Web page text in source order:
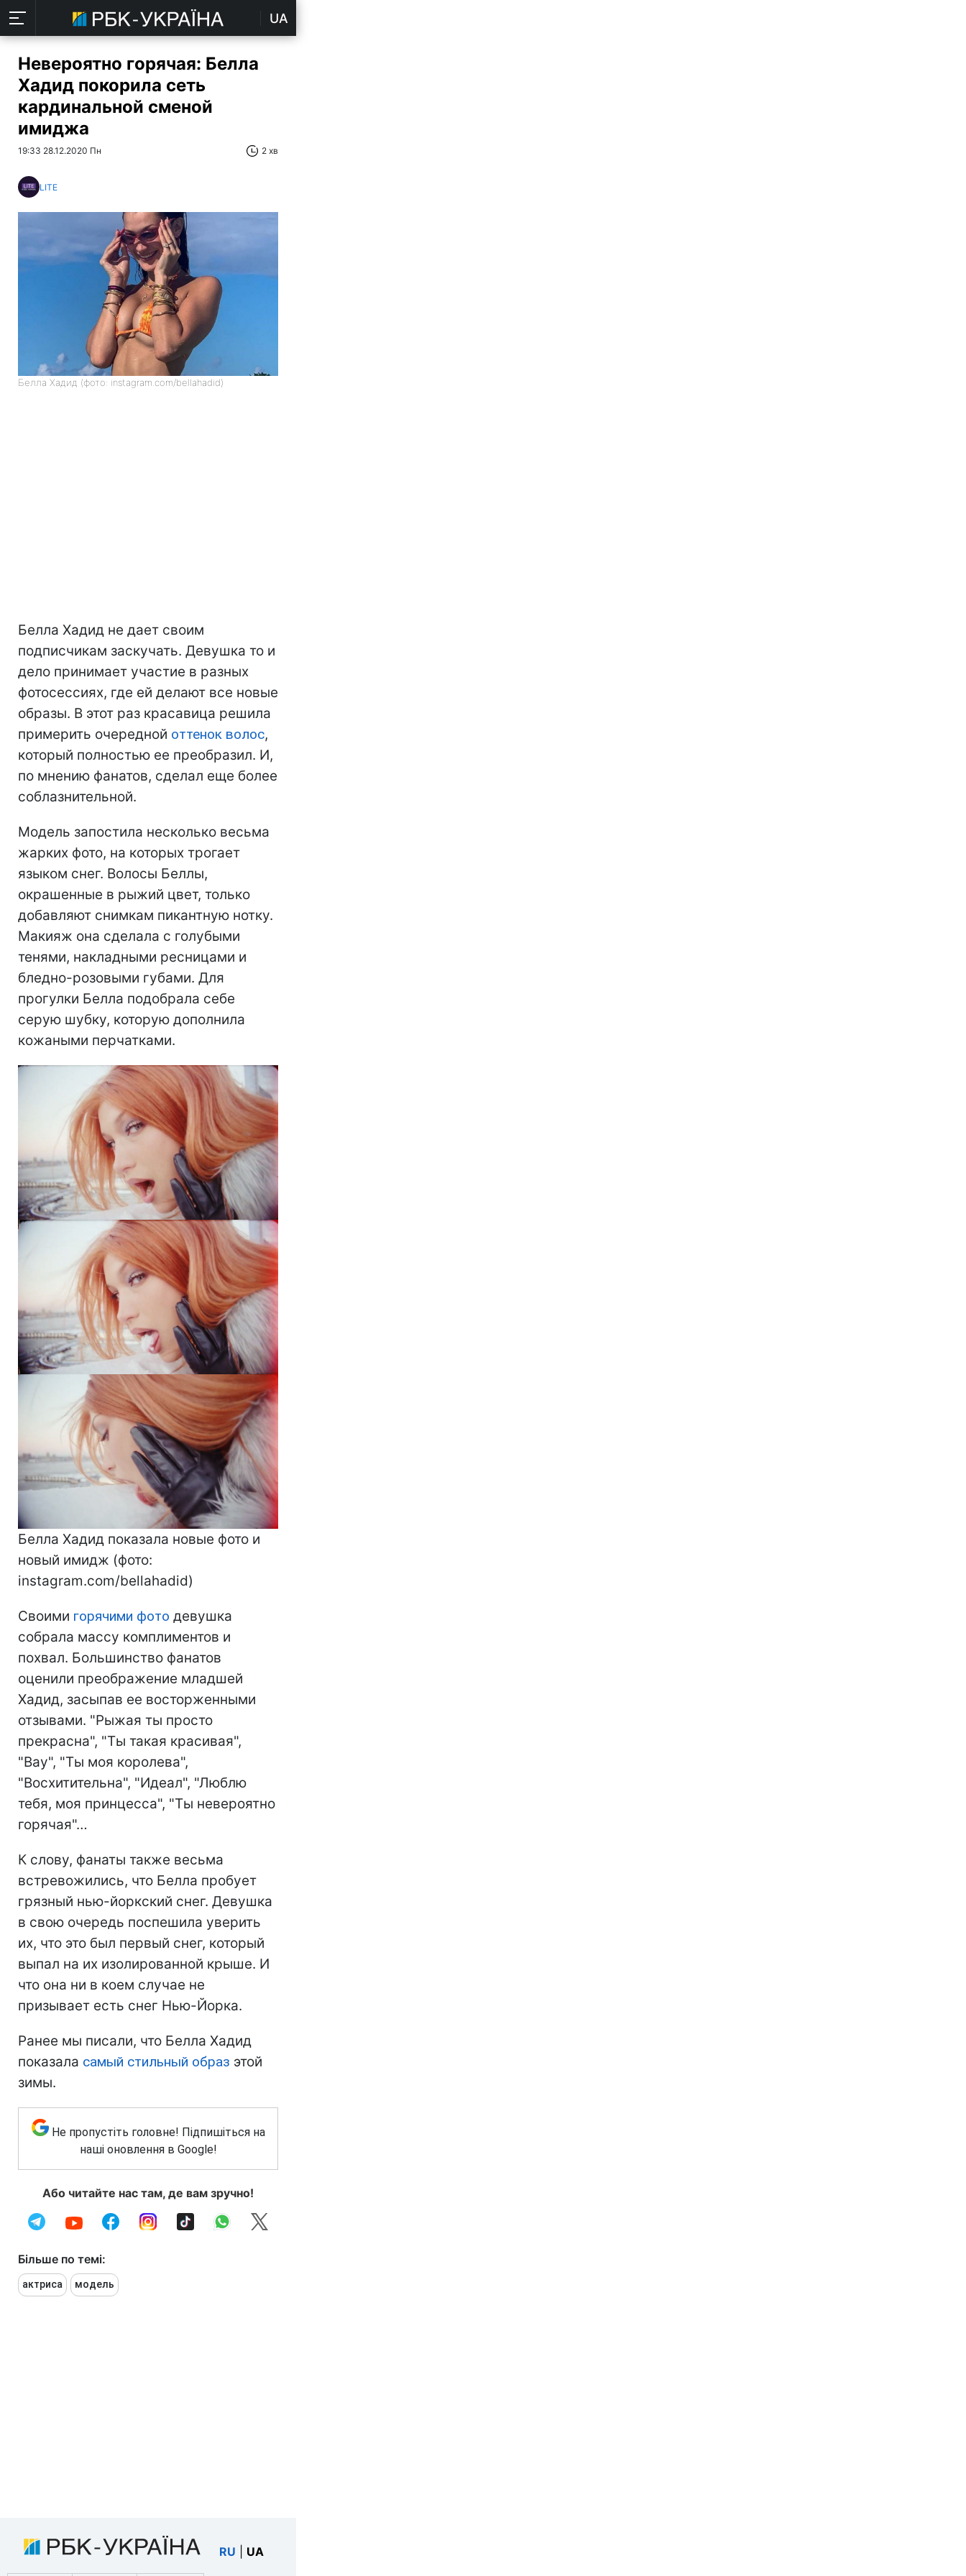
UA
Невероятно горячая: Белла
Хадид покорила сеть
кардинальной сменой
имиджа
19:33 28.12.2020 Пн 2 хв
LITE
Белла Хадид (фото: instagram.com/bellahadid)
Белла Хадид не дает своим
подписчикам заскучать. Девушка то и
дело принимает участие в разных
фотосессиях, где ей делают все новые
образы. В этот раз красавица решила
примерить очередной оттенок волос,
который полностью ее преобразил. И,
по мнению фанатов, сделал еще более
соблазнительной.
Модель запостила несколько весьма
жарких фото, на которых трогает
языком снег. Волосы Беллы,
окрашенные в рыжий цвет, только
добавляют снимкам пикантную нотку.
Макияж она сделала с голубыми
тенями, накладными ресницами и
бледно-розовыми губами. Для
прогулки Белла подобрала себе
серую шубку, которую дополнила
кожаными перчатками.
Белла Хадид показала новые фото и
новый имидж (фото:
instagram.com/bellahadid)
Своими горячими фото девушка
собрала массу комплиментов и
похвал. Большинство фанатов
оценили преображение младшей
Хадид, засыпав ее восторженными
отзывами. "Рыжая ты просто
прекрасна", "Ты такая красивая",
"Вау", "Ты моя королева",
"Восхитительна", "Идеал", "Люблю
тебя, моя принцесса", "Ты невероятно
горячая"…
К слову, фанаты также весьма
встревожились, что Белла пробует
грязный нью-йоркский снег. Девушка
в свою очередь поспешила уверить
их, что это был первый снег, который
выпал на их изолированной крыше. И
что она ни в коем случае не
призывает есть снег Нью-Йорка.
Ранее мы писали, что Белла Хадид
показала самый стильный образ этой
зимы.
Не пропустіть головне! Підпишіться на
наші оновлення в Google!
Або читайте нас там, де вам зручно!
Більше по темі:
актриса модель
RU UA